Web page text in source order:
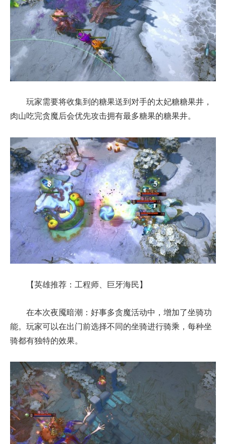
玩家需要将收集到的糖果送到对手的太妃糖糖果井，
肉山吃完贪魔后会优先攻击拥有最多糖果的糖果井。
【英雄推荐：工程师、巨牙海民】
在本次夜魇暗潮：好事多贪魔活动中，增加了坐骑功
能。玩家可以在出门前选择不同的坐骑进行骑乘，每种坐
骑都有独特的效果。